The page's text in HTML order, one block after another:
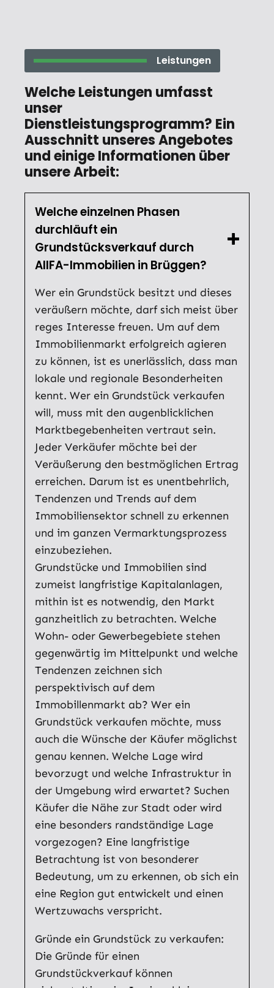
Leistungen
Welche Leistungen umfasst
unser
Dienstleistungsprogramm? Ein
Ausschnitt unseres Angebotes
und einige Informationen über
unsere Arbeit:
Welche einzelnen Phasen
durchläuft ein
Grundstücksverkauf durch
AllFA-Immobilien in Brüggen?
Wer ein Grundstück besitzt und dieses
veräußern möchte, darf sich meist über
reges Interesse freuen. Um auf dem
Immobilienmarkt erfolgreich agieren
zu können, ist es unerlässlich, dass man
lokale und regionale Besonderheiten
kennt. Wer ein Grundstück verkaufen
will, muss mit den augenblicklichen
Marktbegebenheiten vertraut sein.
Jeder Verkäufer möchte bei der
Veräußerung den bestmöglichen Ertrag
erreichen. Darum ist es unentbehrlich,
Tendenzen und Trends auf dem
Immobiliensektor schnell zu erkennen
und im ganzen Vermarktungsprozess
einzubeziehen.
Grundstücke und Immobilien sind
zumeist langfristige Kapitalanlagen,
mithin ist es notwendig, den Markt
ganzheitlich zu betrachten. Welche
Wohn- oder Gewerbegebiete stehen
gegenwärtig im Mittelpunkt und welche
Tendenzen zeichnen sich
perspektivisch auf dem
Immobillenmarkt ab? Wer ein
Grundstück verkaufen möchte, muss
auch die Wünsche der Käufer möglichst
genau kennen. Welche Lage wird
bevorzugt und welche Infrastruktur in
der Umgebung wird erwartet? Suchen
Käufer die Nähe zur Stadt oder wird
eine besonders randständige Lage
vorgezogen? Eine langfristige
Betrachtung ist von besonderer
Bedeutung, um zu erkennen, ob sich ein
eine Region gut entwickelt und einen
Wertzuwachs verspricht.
Gründe ein Grundstück zu verkaufen:
Die Gründe für einen
Grundstückverkauf können